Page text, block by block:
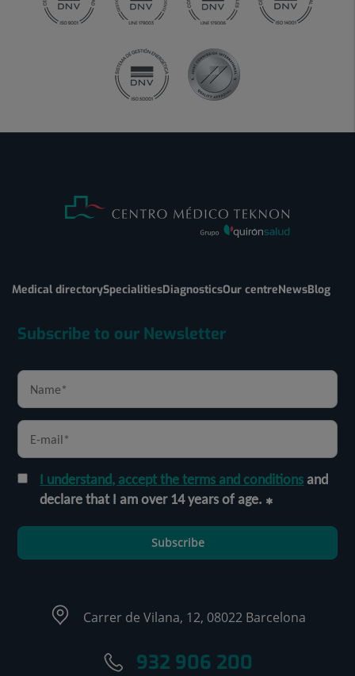
Medical directorySpecialitiesDiagnosticsOur centreNewsBlog
Subscribe to our Newsletter
I understand, accept the terms and conditionsand
declare that I am over 14 years of age.
Subscribe
Carrer de Vilana, 12, 08022 Barcelona
932 906 200